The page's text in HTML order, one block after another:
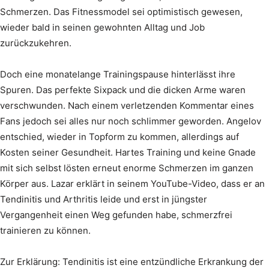
Schmerzen. Das Fitnessmodel sei optimistisch gewesen,
wieder bald in seinen gewohnten Alltag und Job
zurückzukehren.
Doch eine monatelange Trainingspause hinterlässt ihre
Spuren. Das perfekte Sixpack und die dicken Arme waren
verschwunden. Nach einem verletzenden Kommentar eines
Fans jedoch sei alles nur noch schlimmer geworden. Angelov
entschied, wieder in Topform zu kommen, allerdings auf
Kosten seiner Gesundheit. Hartes Training und keine Gnade
mit sich selbst lösten erneut enorme Schmerzen im ganzen
Körper aus. Lazar erklärt in seinem YouTube-Video, dass er an
Tendinitis und Arthritis leide und erst in jüngster
Vergangenheit einen Weg gefunden habe, schmerzfrei
trainieren zu können.
Zur Erklärung: Tendinitis ist eine entzündliche Erkrankung der